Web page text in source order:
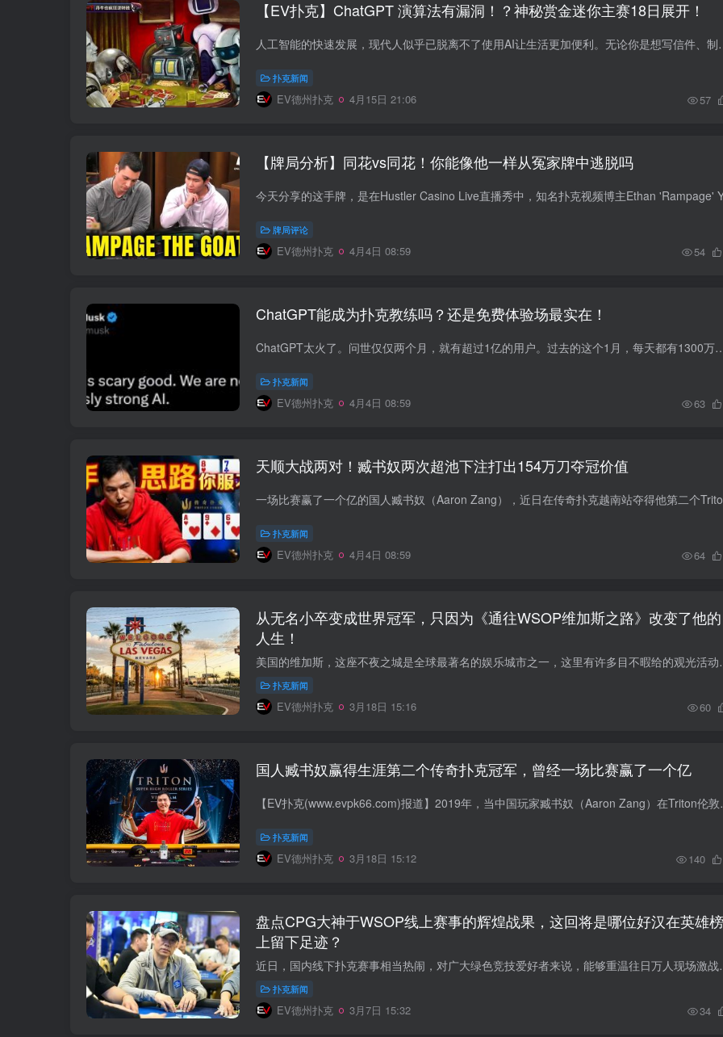
【EV扑克】ChatGPT 演算法有漏洞！？神秘赏金迷你主赛18日展开！
人工智能的快速发展，现代人似乎已脱离不了使用
扑克新闻
EV德州扑克 4月15日 21:06 57
【牌局分析】同花vs同花！你能像他一样从冤家牌中逃脱吗
牌局评论
EV德州扑克 4月4日 08:59 54
ChatGPT能成为扑克教练吗？还是免费体验场最实在！
ChatGPT太火了。问世仅仅两个月，就有超过1亿的用户。过去的这个1月，每天都有1300万用户涌入
扑克新闻
EV德州扑克 4月4日 08:59 63
天顺大战两对！臧书奴两次超池下注打出154万刀夺冠价值
扑克新闻
EV德州扑克 4月4日 08:59 64
从无名小卒变成世界冠军，只因为《通往WSOP维加斯之路》改变了他的
人生！
美国的维加斯，这座不夜之城是全球最著
扑克新闻
EV德州扑克 3月18日 15:16 60
国人臧书奴赢得生涯第二个传奇扑克冠军，曾经一场比赛赢了一个亿
【EV扑克(www.evpk66.com)报道
扑克新闻
EV德州扑克 3月18日 15:12 140
盘点CPG大神于WSOP线上赛事的辉煌战果，这回将是哪位好汉在英雄榜
上留下足迹？
近日，国内线下扑克赛事相当热闹，对广
扑克新闻
EV德州扑克 3月7日 15:32 34